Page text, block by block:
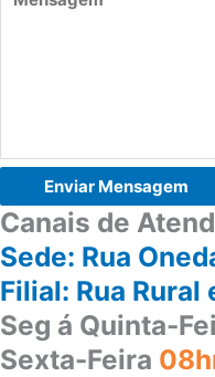
Enviar Mensagem
Canais de
Sede: Rua
Filial: Rua
Seg á Quinta-
Sexta-Feira